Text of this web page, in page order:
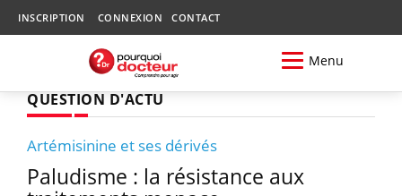
INSCRIPTION CONNEXION CONTACT
Menu
QUESTION D'ACTU
Artémisinine et ses dérivés
Paludisme : la résistance aux